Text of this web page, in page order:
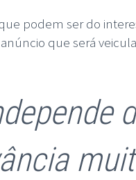
podem ser do
que será